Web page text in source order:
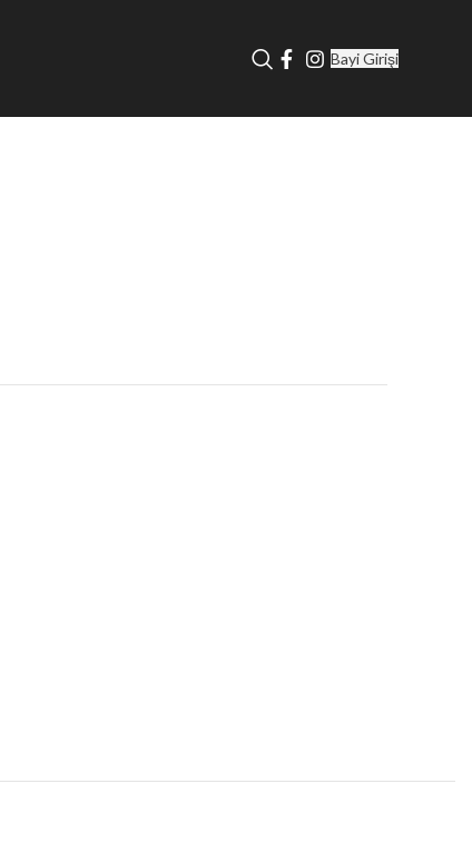
Bayi Girişi